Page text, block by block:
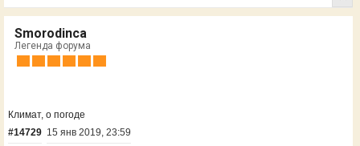
Smorodinca
Легенда форума
Климат, о погоде
#14729 15 янв 2019, 23:59